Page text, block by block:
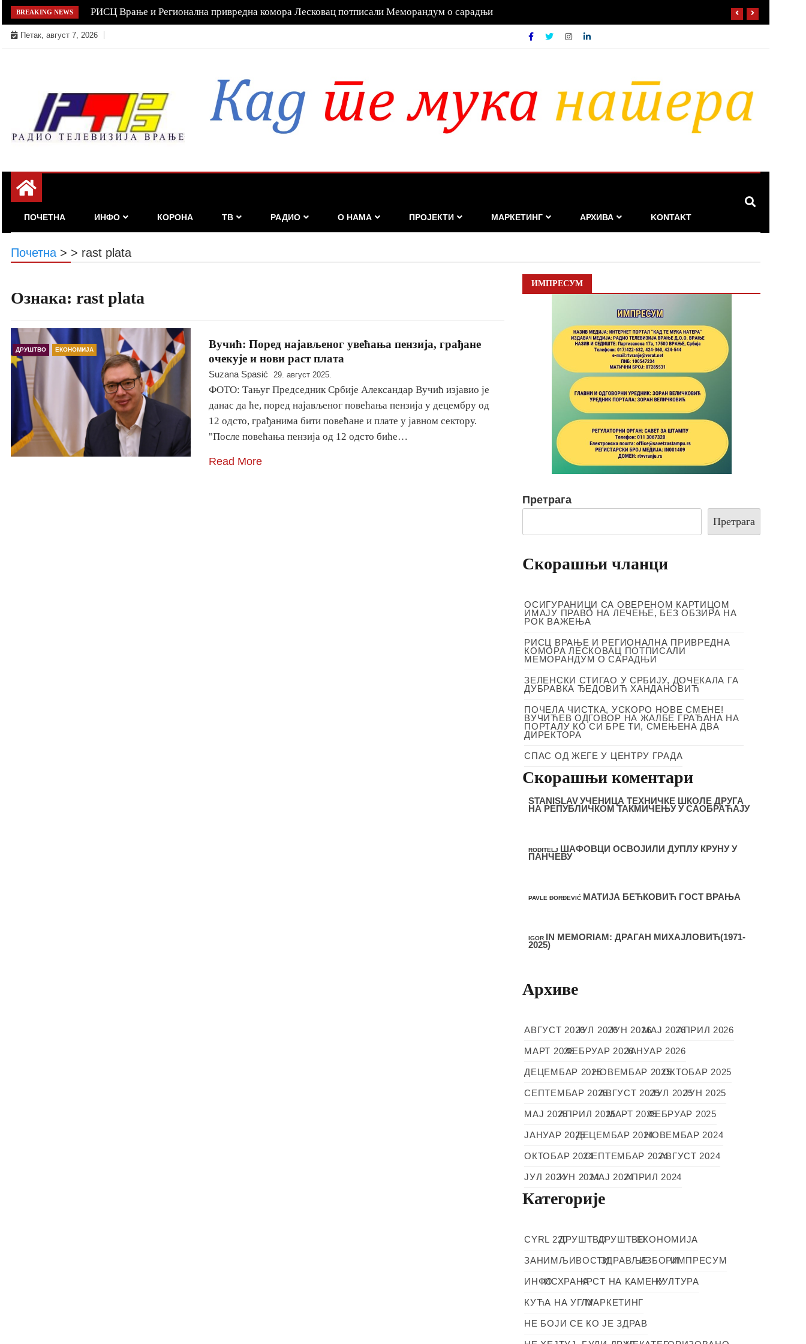
Skip
to
content
BREAKING NEWS РИСЦ Врање и Регионална привредна комора Лесковац потписали Меморандум о сарадњи
Петак, август 7, 2026
ПОЧЕТНА ИНФО КОРОНА ТВ РАДИО О НАМА ПРОЈЕКТИ МАРКЕТИНГ АРХИВА KONTAKT
Почетна > > rast plata
Ознака: rast plata
ДРУШТВО ЕКОНОМИЈА
Вучић: Поред најављеног увећања пензија, грађане
очекује и нови раст плата
Suzana Spasić 29. август 2025.
ФОТО: Тањуг Председник Србије Александар Вучић изјавио је
данас да ће, поред најављеног повећања пензија у децембру од
12 одсто, грађанима бити повећане и плате у јавном сектору.
"После повећања пензија од 12 одсто биће…
Read More
ИМПРЕСУМ
Претрага
Претрага
Скорашњи чланци
ОСИГУРАНИЦИ СА ОВЕРЕНОМ КАРТИЦОМ
ИМАЈУ ПРАВО НА ЛЕЧЕЊЕ, БЕЗ ОБЗИРА НА
РОК ВАЖЕЊА
РИСЦ ВРАЊЕ И РЕГИОНАЛНА ПРИВРЕДНА
КОМОРА ЛЕСКОВАЦ ПОТПИСАЛИ
МЕМОРАНДУМ О САРАДЊИ
ЗЕЛЕНСКИ СТИГАО У СРБИЈУ, ДОЧЕКАЛА ГА
ДУБРАВКА ЂЕДОВИЋ ХАНДАНОВИЋ
ПОЧЕЛА ЧИСТКА, УСКОРО НОВЕ СМЕНЕ!
ВУЧИЋЕВ ОДГОВОР НА ЖАЛБЕ ГРАЂАНА НА
ПОРТАЛУ КО СИ БРЕ ТИ, СМЕЊЕНА ДВА
ДИРЕКТОРА
СПАС ОД ЖЕГЕ У ЦЕНТРУ ГРАДА
Скорашњи коментари
STANISLAVУЧЕНИЦА ТЕХНИЧКЕ ШКОЛЕ ДРУГА
НА РЕПУБЛИЧКОМ ТАКМИЧЕЊУ У САОБРАЋАЈУ
RODITELJ ШАФОВЦИ ОСВОЈИЛИ ДУПЛУ КРУНУ У
ПАНЧЕВУ
PAVLE ĐORĐEVIĆ МАТИЈА БЕЋКОВИЋ ГОСТ ВРАЊА
IGOR IN MEMORIAM: ДРАГАН МИХАЈЛОВИЋ(1971-
2025)
Архиве
АВГУСТ 2026ЈУЛ 2026ЈУН 2026МАЈ 2026АПРИЛ 2026
МАРТ 2026ФЕБРУАР 2026ЈАНУАР 2026
ДЕЦЕМБАР 2025НОВЕМБАР 2025ОКТОБАР 2025
СЕПТЕМБАР 2025АВГУСТ 2025ЈУЛ 2025ЈУН 2025
МАЈ 2025АПРИЛ 2025МАРТ 2025ФЕБРУАР 2025
ЈАНУАР 2025ДЕЦЕМБАР 2024НОВЕМБАР 2024
ОКТОБАР 2024СЕПТЕМБАР 2024АВГУСТ 2024
ЈУЛ 2024ЈУН 2024МАЈ 2024АПРИЛ 2024
Категорије
CYRL 220ДРУШТВОДРУШТВОЕКОНОМИЈА
ЗАНИМЉИВОСТИЗДРАВЉЕИЗБОРИИМПРЕСУМ
ИНФОИСХРАНАКРСТ НА КАМЕНУКУЛТУРА
КУЋА НА УГЛУМАРКЕТИНГ
НЕ БОЈИ СЕ КО ЈЕ ЗДРАВ